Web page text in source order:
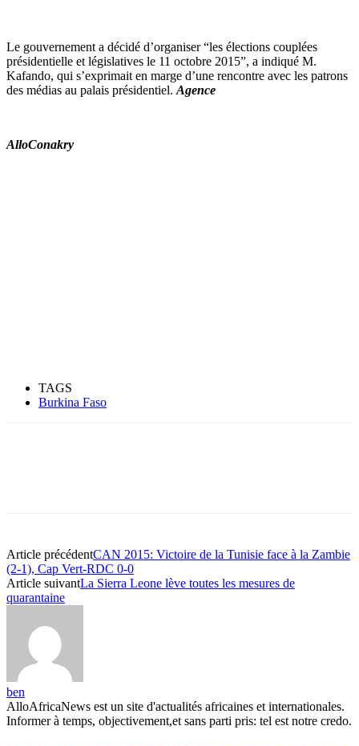
Le gouvernement a décidé d’organiser “les élections couplées
présidentielle et législatives le 11 octobre 2015”, a indiqué M.
Kafando, qui s’exprimait en marge d’une rencontre avec les patrons
des médias au palais présidentiel. Agence
AlloConakry
TAGS
Burkina Faso
Article précédentCAN 2015: Victoire de la Tunisie face à la Zambie
(2-1), Cap Vert-RDC 0-0
Article suivantLa Sierra Leone lève toutes les mesures de
quarantaine
ben
AlloAfricaNews est un site d'actualités africaines et internationales.
Informer à temps, objectivement,et sans parti pris: tel est notre credo.